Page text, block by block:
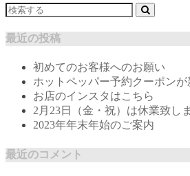
最近の投稿
初めてのお客様へのお願い
ホットペッパー予約クーポン
お店のインスタはこちら
2月23日（金・祝）は休業致し
2023年年末年始のご案内
最近のコメント